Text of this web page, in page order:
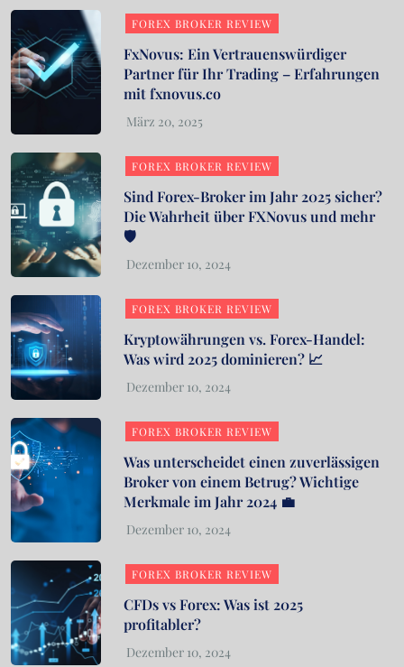
FOREX BROKER REVIEW
FxNovus: Ein Vertrauenswürdiger
Partner für Ihr Trading – Erfahrungen
mit fxnovus.co
FOREX BROKER REVIEW
Sind Forex-Broker im Jahr 2025 sicher?
Die Wahrheit über FXNovus und mehr
🛡️
FOREX BROKER REVIEW
Kryptowährungen vs. Forex-Handel:
Was wird 2025 dominieren? 📈
FOREX BROKER REVIEW
Was unterscheidet einen zuverlässigen
Broker von einem Betrug? Wichtige
Merkmale im Jahr 2024 💼
FOREX BROKER REVIEW
CFDs vs Forex: Was ist 2025
profitabler?